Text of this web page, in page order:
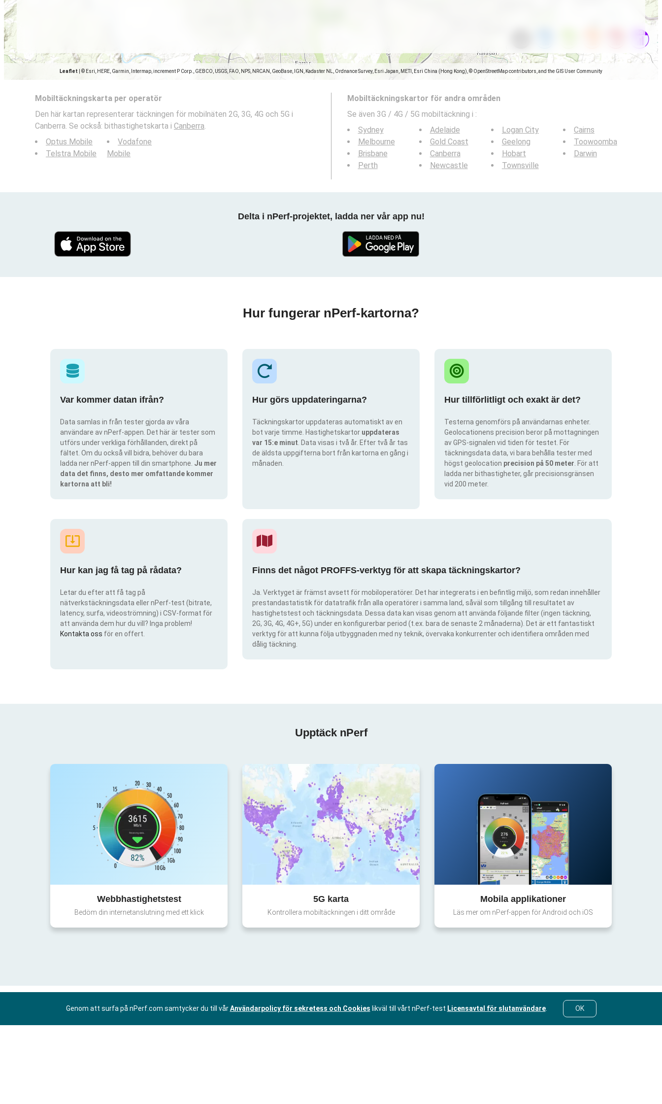
Leaflet © Esri, HERE, Garmin, Intermap, increment P Corp., GEBCO, USGS, FAO, NPS, NRCAN, GeoBase, IGN, Kadaster NL, Ordnance Survey, Esri Japan, METI, Esri China (Hong Kong), © OpenStreetMap contributors, and the GIS User Community
Mobiltäckningskarta per operatör
Den här kartan representerar täckningen för mobilnäten 2G, 3G, 4G och 5G i
Canberra. Se också: bithastighetskarta i Canberra.
Optus Mobile
Telstra Mobile
Vodafone
Mobile
Mobiltäckningskartor för andra områden
Se även 3G / 4G / 5G mobiltäckning i :
Sydney
Melbourne
Brisbane
Perth
Adelaide
Gold Coast
Canberra
Newcastle
Logan City
Geelong
Hobart
Townsville
Cairns
Toowoomba
Darwin
Delta i nPerf-projektet, ladda ner vår app nu!
Hur fungerar nPerf-kartorna?
Var kommer datan ifrån?
Data samlas in från tester gjorda av våra
användare av nPerf-appen. Det här är tester som
utförs under verkliga förhållanden, direkt på
fältet. Om du också vill bidra, behöver du bara
ladda ner nPerf-appen till din smartphone. Ju mer
data det finns, desto mer omfattande kommer
kartorna att bli!
Hur görs uppdateringarna?
Täckningskartor uppdateras automatiskt av en
bot varje timme. Hastighetskartor uppdateras
var 15:e minut . Data visas i två år. Efter två år tas
de äldsta uppgifterna bort från kartorna en gång i
månaden.
Hur tillförlitligt och exakt är det?
Testerna genomförs på användarnas enheter.
Geolocationens precision beror på mottagningen
av GPS-signalen vid tiden för testet. För
täckningsdata data, vi bara behålla tester med
högst geolocation precision på 50 meter . För att
ladda ner bithastigheter, går precisionsgränsen
vid 200 meter.
Hur kan jag få tag på rådata?
Letar du efter att få tag på
nätverkstäckningsdata eller nPerf-test (bitrate,
latency, surfa, videoströmning) i CSV-format för
att använda dem hur du vill? Inga problem!
Kontakta oss för en offert.
Finns det något PROFFS-verktyg för att skapa täckningskartor?
Ja. Verktyget är främst avsett för mobiloperatörer. Det har integrerats i en befintlig miljö, som redan innehåller
prestandastatistik för datatrafik från alla operatörer i samma land, såväl som tillgång till resultatet av
hastighetstest och täckningsdata. Dessa data kan visas genom att använda följande filter (ingen täckning,
2G, 3G, 4G, 4G+, 5G) under en konfigurerbar period (t.ex. bara de senaste 2 månaderna). Det är ett fantastiskt
verktyg för att kunna följa utbyggnaden med ny teknik, övervaka konkurrenter och identifiera områden med
dålig täckning.
Upptäck nPerf
Webbhastighetstest
Bedöm din internetanslutning med ett klick
5G karta
Kontrollera mobiltäckningen i ditt område
Mobila applikationer
Läs mer om nPerf-appen för Android och iOS
Genom att surfa på nPerf.com samtycker du till vårAnvändarpolicy för sekretess och Cookies likväl till vårt nPerf-test Licensavtal för slutanvändare. OK